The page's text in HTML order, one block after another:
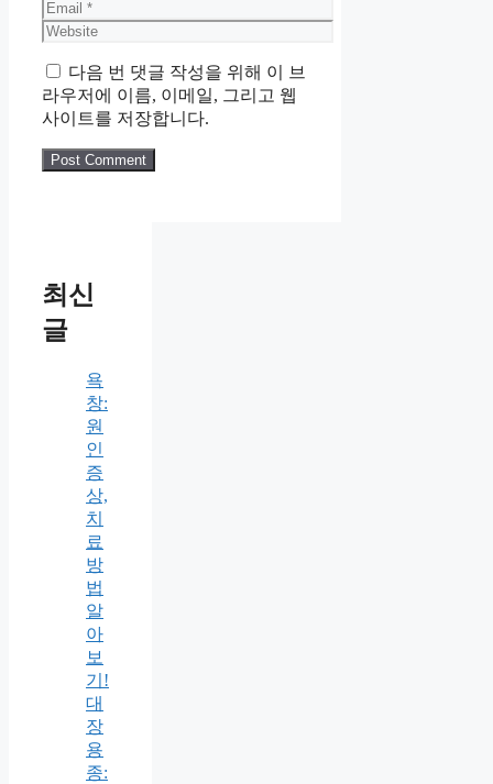
Email
Website
다음 번 댓글 작성을 위해 이 브
라우저에 이름, 이메일, 그리고 웹
사이트를 저장합니다.
최신
글
욕
창:
원
인
증
상,
치
료
방
법
알
아
보
기!
대
장
용
종: